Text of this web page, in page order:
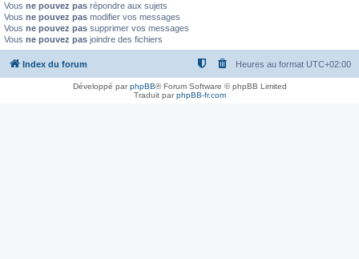
Vous ne pouvez pas répondre aux sujets
Vous ne pouvez pas modifier vos messages
Vous ne pouvez pas supprimer vos messages
Vous ne pouvez pas joindre des fichiers
Index du forum Heures au format UTC+02:00
Développé parphpBB® Forum Software © phpBB Limited
Traduit parphpBB-fr.com